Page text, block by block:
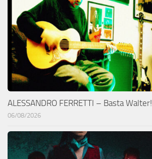
ALESSANDRO FERRETTI – Basta Walter!
06/08/2026